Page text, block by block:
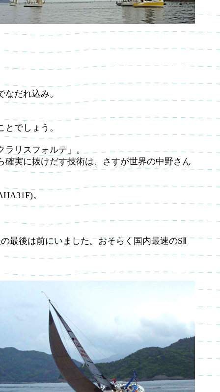
だれ込み。
でしょう。
リスフォルテ」。
確実に抜けだす技術は、さすが世界の中野さん
。
最後は前にいました。おそらく国内最速のSⅡ